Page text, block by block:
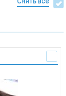
Снять все